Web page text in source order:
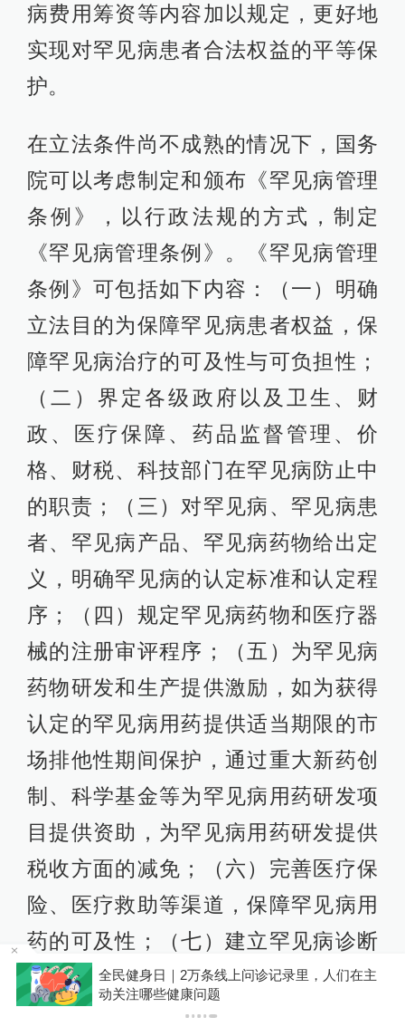
病费用筹资等内容加以规定，更好地
实现对罕见病患者合法权益的平等保
护。
在立法条件尚不成熟的情况下，国务
院可以考虑制定和颁布《罕见病管理
条例》，以行政法规的方式，制定
《罕见病管理条例》。《罕见病管理
条例》可包括如下内容：（一）明确
立法目的为保障罕见病患者权益，保
障罕见病治疗的可及性与可负担性；
（二）界定各级政府以及卫生、财
政、医疗保障、药品监督管理、价
格、财税、科技部门在罕见病防止中
的职责；（三）对罕见病、罕见病患
者、罕见病产品、罕见病药物给出定
义，明确罕见病的认定标准和认定程
序；（四）规定罕见病药物和医疗器
械的注册审评程序；（五）为罕见病
药物研发和生产提供激励，如为获得
认定的罕见病用药提供适当期限的市
场排他性期间保护，通过重大新药创
制、科学基金等为罕见病用药研发项
目提供资助，为罕见病用药研发提供
税收方面的减免；（六）完善医疗保
险、医疗救助等渠道，保障罕见病用
药的可及性；（七）建立罕见病诊断
与治疗临床路径；（八）为罕见病患
者组织、罕见病患者参与罕见病政策
你有权知道更多
下载澎湃新闻客户端
主